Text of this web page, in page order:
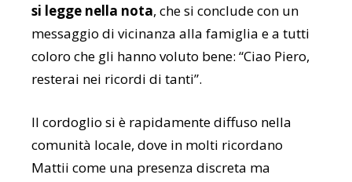
si legge nella nota, che si conclude con un
messaggio di vicinanza alla famiglia e a tutti
coloro che gli hanno voluto bene: “Ciao Piero,
resterai nei ricordi di tanti”.
Il cordoglio si è rapidamente diffuso nella
comunità locale, dove in molti ricordano
Mattii come una presenza discreta ma